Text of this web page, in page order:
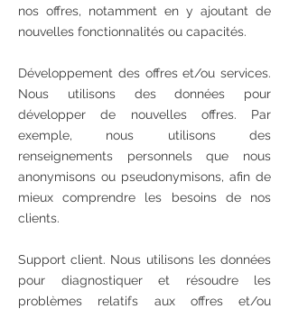
nos offres, notamment en y ajoutant de
nouvelles fonctionnalités ou capacités.
Développement des offres et/ou services.
Nous utilisons des données pour
développer de nouvelles offres. Par
exemple, nous utilisons des
renseignements personnels que nous
anonymisons ou pseudonymisons, afin de
mieux comprendre les besoins de nos
clients.
Support client. Nous utilisons les données
pour diagnostiquer et résoudre les
problèmes relatifs aux offres et/ou